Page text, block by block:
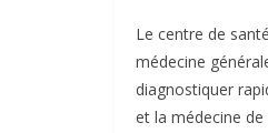
Le centre de
médecine
diagnostiquer
et la médecine